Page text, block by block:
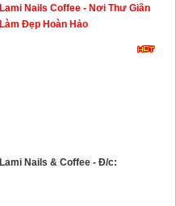
Lami Nails Coffee - Nơi Thư Giãn
Làm Đẹp Hoàn Hảo
Lami Nails & Coffee - Đ/c: